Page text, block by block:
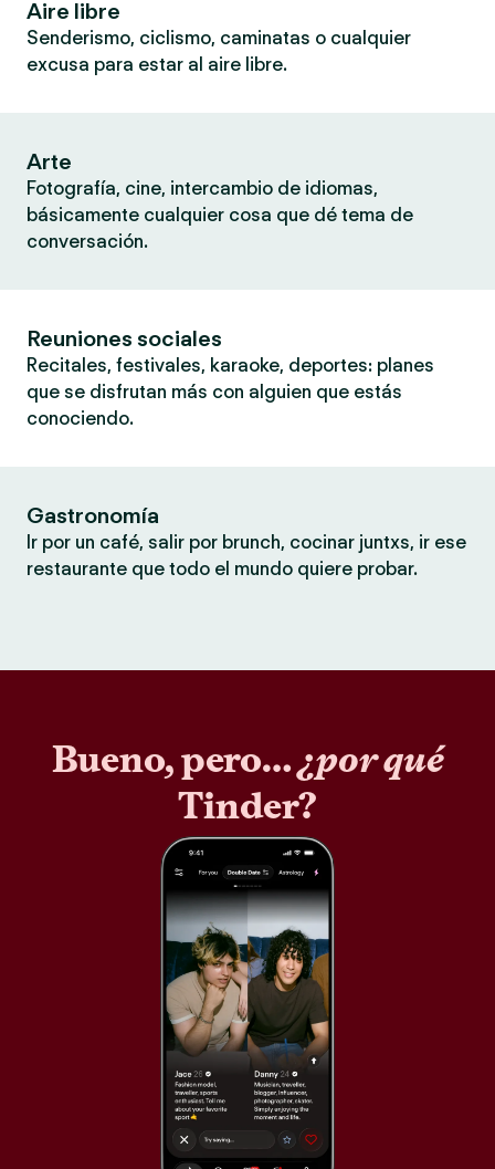
Aire libre
Senderismo, ciclismo, caminatas o cualquier
excusa para estar al aire libre.
Arte
Fotografía, cine, intercambio de idiomas,
básicamente cualquier cosa que dé tema de
conversación.
Reuniones sociales
Recitales, festivales, karaoke, deportes: planes
que se disfrutan más con alguien que estás
conociendo.
Gastronomía
Ir por un café, salir por brunch, cocinar juntxs, ir ese
restaurante que todo el mundo quiere probar.
Bueno, pero…¿por qué
Tinder?